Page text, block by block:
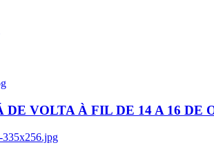
VOLTA À FIL DE 14 A 16 DE
335x256.jpg